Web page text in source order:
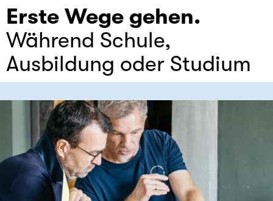
Erste Wege gehen.
Während Schule,
Ausbildung oder Studium